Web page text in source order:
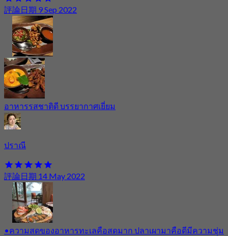
評論日期 9 Sep 2022
อาหารรสชาติดี บรรยากาศเยี่ยม
ปราณี
評論日期 14 May 2022
•ความสดของอาหารทะเลคือสดมาก ปลาเผามาคือดีมีความชุ่ม